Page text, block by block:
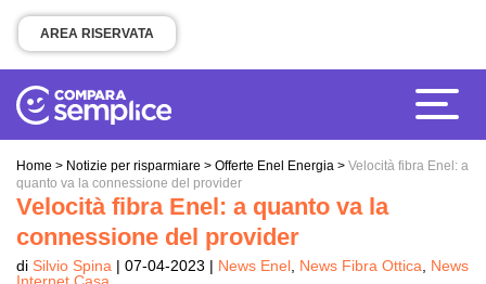
AREA RISERVATA
Home > Notizie per risparmiare > Offerte Enel Energia > Velocità fibra Enel: a
quanto va la connessione del provider
Velocità fibra Enel: a quanto va la
connessione del provider
di Silvio Spina | 07-04-2023 | News Enel News Fibra Ottica
News